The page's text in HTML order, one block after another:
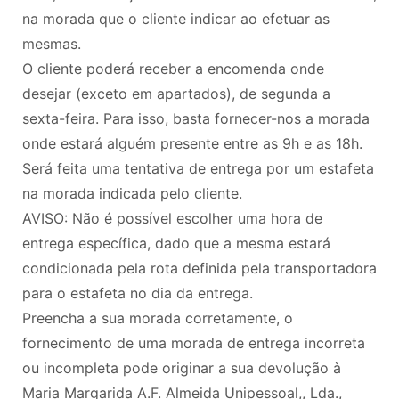
na morada que o cliente indicar ao efetuar as
mesmas.
O cliente poderá receber a encomenda onde
desejar (exceto em apartados), de segunda a
sexta-feira. Para isso, basta fornecer-nos a morada
onde estará alguém presente entre as 9h e as 18h.
Será feita uma tentativa de entrega por um estafeta
na morada indicada pelo cliente.
AVISO: Não é possível escolher uma hora de
entrega específica, dado que a mesma estará
condicionada pela rota definida pela transportadora
para o estafeta no dia da entrega.
Preencha a sua morada corretamente, o
fornecimento de uma morada de entrega incorreta
ou incompleta pode originar a sua devolução à
Maria Margarida A.F. Almeida Unipessoal,, Lda.,